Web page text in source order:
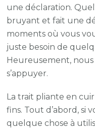
une déclaration.
bruyant et fait une
moments où vous
juste besoin de
Heureusement, nous
s’appuyer.
La trait pliante en
fins. Tout d’abord, si
quelque chose à